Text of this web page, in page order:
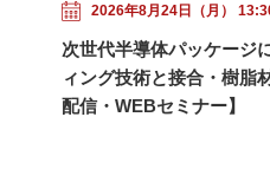
2026年8月24日（月）
次世代半導体パッケージ
ィング技術と接合・樹脂
配信・WEBセミナー】